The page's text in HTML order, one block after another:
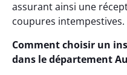
assurant ainsi une
coupures intempestives.
Comment choisir un
dans le département